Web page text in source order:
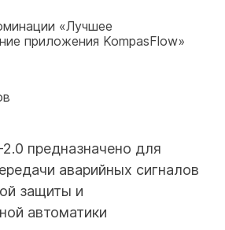
«Лучшее
приложения KompasFlow»
предназначено для
аварийных сигналов
защиты и
автоматики